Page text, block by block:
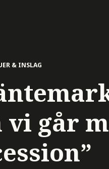
& INSLAG
vi går